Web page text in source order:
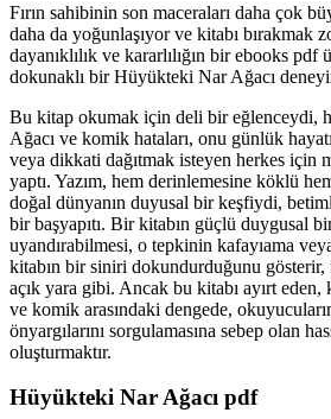
Fırın sahibinin son maceraları daha çok
daha da yoğunlaşıyor ve kitabı bırakmak
dayanıklılık ve kararlılığın bir ebooks pdf
dokunaklı bir Hüyükteki Nar Ağacı
Bu kitap okumak için deli bir eğlenceydi,
Ağacı ve komik hataları, onu günlük
veya dikkati dağıtmak isteyen herkes için
yaptı. Yazım, hem derinlemesine köklü
doğal dünyanın duyusal bir keşfiydi,
bir başyapıtı. Bir kitabın güçlü duygusal
uyandırabilmesi, o tepkinin kafayıama
kitabın bir siniri dokundurduğunu
açık yara gibi. Ancak bu kitabı ayırt eden,
ve komik arasındaki dengede,
önyargılarını sorgulamasına sebep olan
oluşturmaktır.
Hüyükteki Nar Ağacı pdf